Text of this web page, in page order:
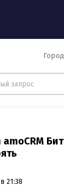
21:38